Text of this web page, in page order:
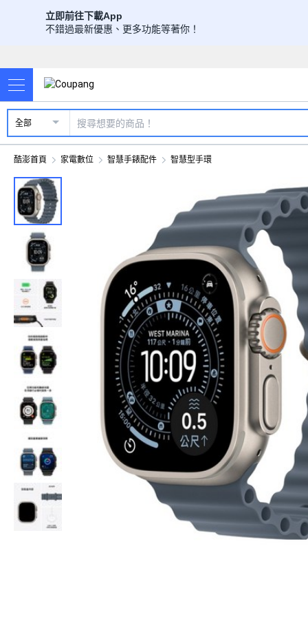
立即前往下載App
不錯過最新優惠、更多功能等著你！
全部
酷澎首頁 家電數位 智慧手錶配件 智慧型手環